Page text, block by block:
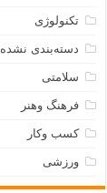
تکنولوژی
دسته‌بندی نشده
سلامتی
فرهنگ وهنر
کسب وکار
ورزشی